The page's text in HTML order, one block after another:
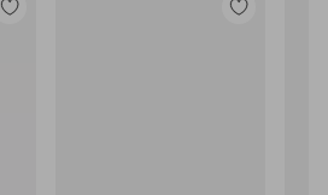
Lägg
Lägg